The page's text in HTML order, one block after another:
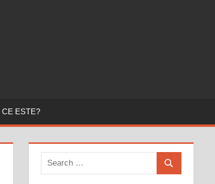
CE ESTE?
Search
for:
Search